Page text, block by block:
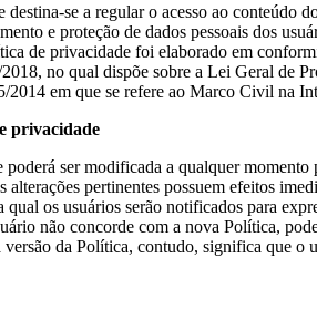
se a regular o acesso ao conteúdo
e proteção de dados pessoais dos
de privacidade foi elaborado em
no qual dispõe sobre a Lei Geral de
2014 em que se refere ao Marco Civil na
privacidade
ser modificada a qualquer momento
alterações pertinentes possuem efeitos
qual os usuários serão notificados para
não concorde com a nova Política,
da Política, contudo, significa que o